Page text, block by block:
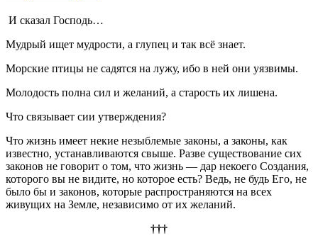
И сказал Господь…
Мудрый ищет мудрости, а глупец и так всё знает.
Морские птицы не садятся на лужу, ибо в ней они уязвимы.
Молодость полна сил и желаний, а старость их лишена.
Что связывает сии утверждения?
Что жизнь имеет некие незыблемые законы, а законы, как
известно, устанавливаются свыше. Разве существование сих
законов не говорит о том, что жизнь — дар некоего Создания,
которого вы не видите, но которое есть? Ведь, не будь Его, не
было бы и законов, которые распространяются на всех
живущих на Земле, независимо от их желаний.
†††